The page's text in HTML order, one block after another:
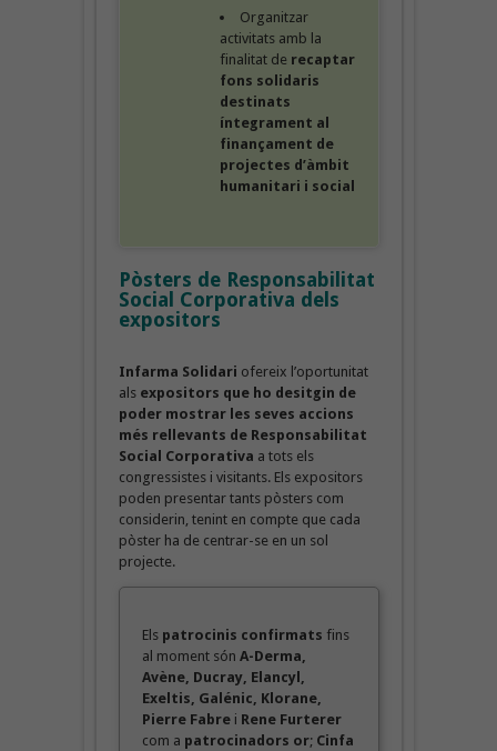
Organitzar
activitats amb la
finalitat de recaptar
fons solidaris
destinats
íntegrament al
finançament de
projectes d’àmbit
humanitari i social
Pòsters de Responsabilitat
Social Corporativa dels
expositors
Infarma Solidari ofereix l’oportunitat
als expositors que ho desitgin de
poder mostrar les seves accions
més rellevants de Responsabilitat
Social Corporativa a tots els
congressistes i visitants. Els expositors
poden presentar tants pòsters com
considerin, tenint en compte que cada
pòster ha de centrar-se en un sol
projecte.
Els patrocinis confirmats fins
al moment són A-Derma,
Avène, Ducray, Elancyl,
Exeltis, Galénic, Klorane,
Pierre Fabre i Rene Furterer
com a patrocinadors or; Cinfa